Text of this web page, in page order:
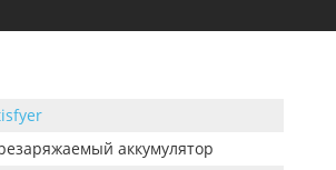
аккумулятор